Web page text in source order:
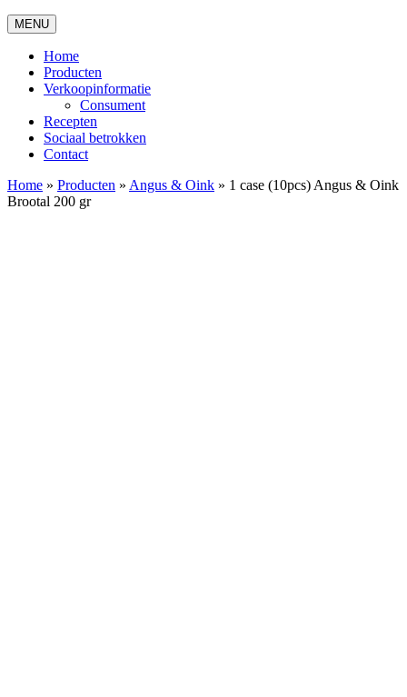
MENU
Home
Producten
Verkoopinformatie
Consument
Recepten
Sociaal betrokken
Contact
Home » Producten » Angus & Oink » 1 case (10pcs) Angus & Oink
Brootal 200 gr